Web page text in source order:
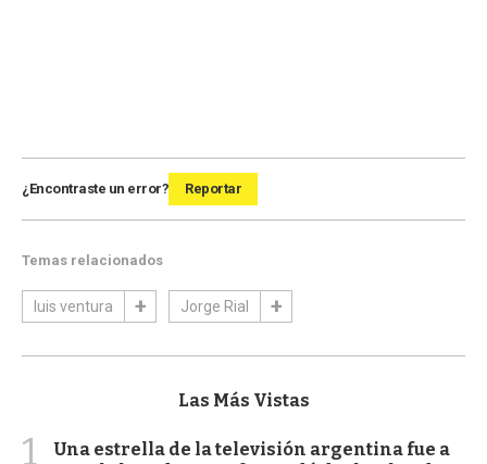
¿Encontraste un error? Reportar
Temas relacionados
luis ventura Jorge Rial
Las Más Vistas
1
Una estrella de la televisión argentina fue a